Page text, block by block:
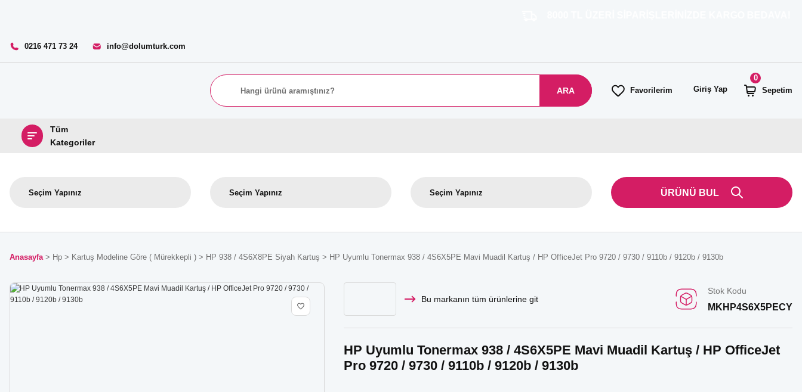
0216 471 73 24 info@dolumturk.com
ARA Favorilerim Giriş Yap Sepetim
0
Tüm
Kategoriler
ÜRÜNÜ BUL
Anasayfa Hp Kartuş Modeline Göre ( Mürekkepli ) HP 938 / 4S6X8PE Siyah Kartuş HP Uyumlu Tonermax 938 / 4S6X5PE Mavi Muadil Kartuş / HP OfficeJet Pro 9720 / 9730 / 9110b / 9120b / 9130b
Bu markanın tüm ürünlerine git
Stok Kodu
MKHP4S6X5PECY
HP Uyumlu Tonermax 938 / 4S6X5PE Mavi Muadil Kartuş / HP OfficeJet
Pro 9720 / 9730 / 9110b / 9120b / 9130b